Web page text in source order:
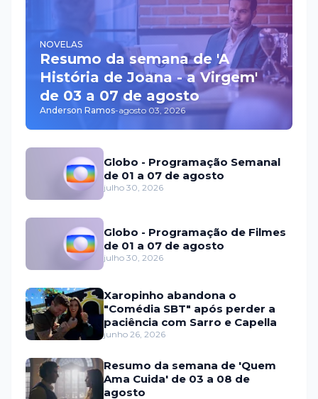
NOVELAS
Resumo da semana de 'A
História de Joana - a Virgem'
de 03 a 07 de agosto
Anderson Ramos-agosto 03, 2026
Globo - Programação Semanal
de 01 a 07 de agosto
julho 30, 2026
Globo - Programação de Filmes
de 01 a 07 de agosto
julho 30, 2026
Xaropinho abandona o
"Comédia SBT" após perder a
paciência com Sarro e Capella
junho 26, 2026
Resumo da semana de 'Quem
Ama Cuida' de 03 a 08 de
agosto